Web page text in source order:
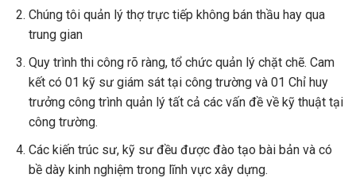
Chúng tôi quản lý thợ trực tiếp không bán thầu hay qua
trung gian
Quy trình thi công rõ ràng, tổ chức quản lý chặt chẽ. Cam
kết có 01 kỹ sư giám sát tại công trường và 01 Chỉ huy
trưởng công trình quản lý tất cả các vấn đề về kỹ thuật tại
công trường.
Các kiến trúc sư, kỹ sư đều được đào tạo bài bản và có
bề dày kinh nghiệm trong lĩnh vực xây dựng.